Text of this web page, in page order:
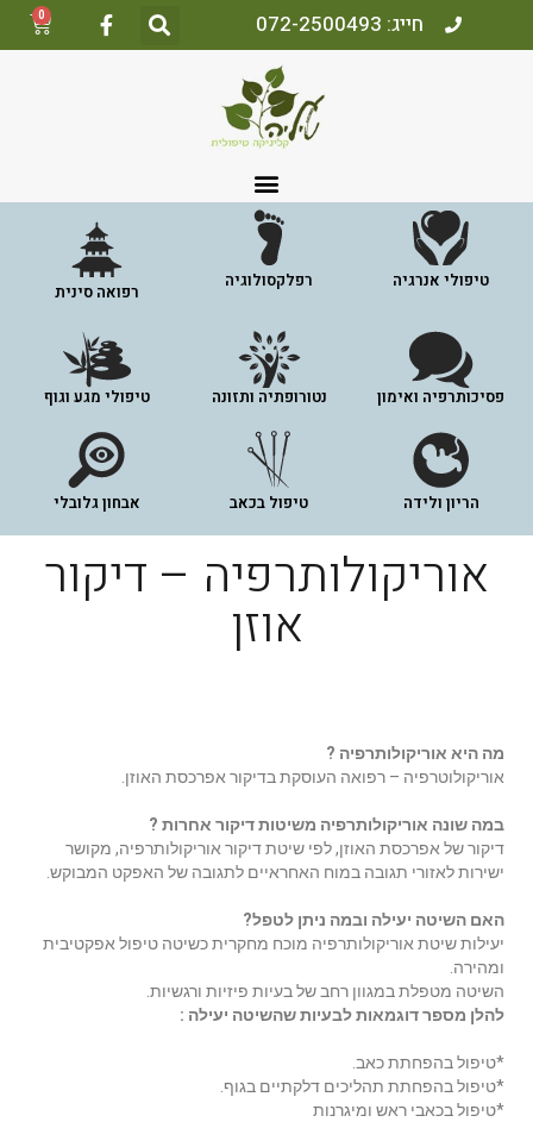
חייג: 072-2500493 0
טיפולי אנרגיה רפלקסולוגיה
רפואה סינית
פסיכותרפיה ואימון נטורופתיה ותזונה טיפולי מגע וגוף
הריון ולידה טיפול בכאב אבחון גלובלי
אוריקולותרפיה – דיקור
אוזן
מה היא אוריקולותרפיה ?
אוריקולוטרפיה – רפואה העוסקת בדיקור אפרכסת האוזן.
במה שונה אוריקולותרפיה משיטות דיקור אחרות ?
דיקור של אפרכסת האוזן, לפי שיטת דיקור אוריקולותרפיה, מקושר
ישירות לאזורי תגובה במוח האחראיים לתגובה של האפקט המבוקש.
האם השיטה יעילה ובמה ניתן לטפל?
יעילות שיטת אוריקולותרפיה מוכח מחקרית כשיטה טיפול אפקטיבית
ומהירה.
השיטה מטפלת במגוון רחב של בעיות פיזיות ורגשיות.
להלן מספר דוגמאות לבעיות שהשיטה יעילה :
*טיפול בהפחתת כאב.
*טיפול בהפחתת תהליכים דלקתיים בגוף.
*טיפול בכאבי ראש ומיגרנות